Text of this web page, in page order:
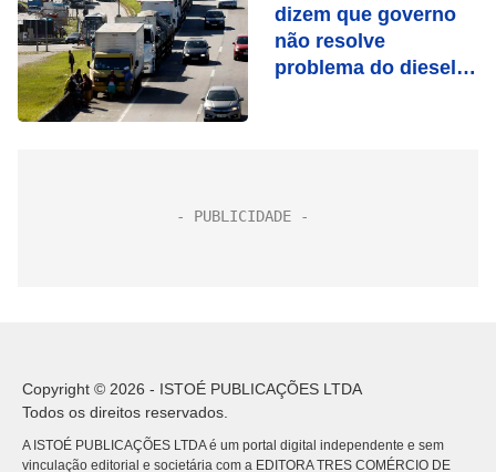
dizem que governo
não resolve
problema do diesel e
Copyright © 2026 - ISTOÉ PUBLICAÇÕES LTDA
Todos os direitos reservados.
A ISTOÉ PUBLICAÇÕES LTDA é um portal digital independente e sem
vinculação editorial e societária com a EDITORA TRES COMÉRCIO DE